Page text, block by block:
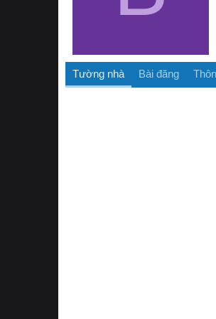
Tường nhà Bài đăng